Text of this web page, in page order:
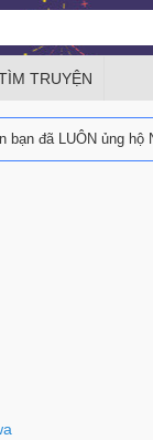
TRUYỆN
đã LUÔN ủng hộ